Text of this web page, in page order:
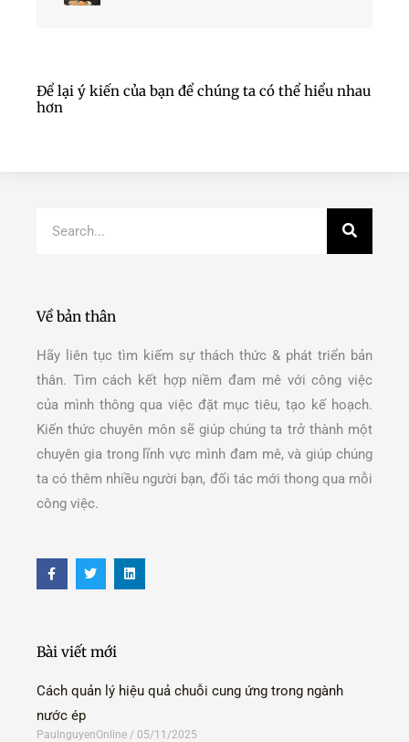
Để lại ý kiến của bạn để chúng ta có thể hiểu nhau
hơn
Về bản thân
Hãy liên tục tìm kiếm sự thách thức & phát triển bản
thân. Tìm cách kết hợp niềm đam mê với công việc
của mình thông qua việc đặt mục tiêu, tạo kế hoạch.
Kiến thức chuyên môn sẽ giúp chúng ta trở thành một
chuyên gia trong lĩnh vực mình đam mê, và giúp chúng
ta có thêm nhiều người bạn, đối tác mới thong qua mỗi
công việc.
F
a
c
k
w
i
i
n
Bài viết mới
Cách quản lý hiệu quả chuỗi cung ứng trong ngành
nước ép
PaulnguyenOnline 05/11/2025